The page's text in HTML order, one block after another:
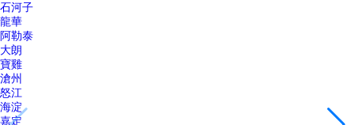
石河子
龍華
阿勒泰
大朗
寶雞
滄州
怒江
海淀
嘉定